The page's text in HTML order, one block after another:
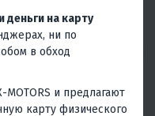
9.8 2T S
Румпель
Китай
деньги на карту
ни по
в обход
MOTORS и предлагают
карту физического